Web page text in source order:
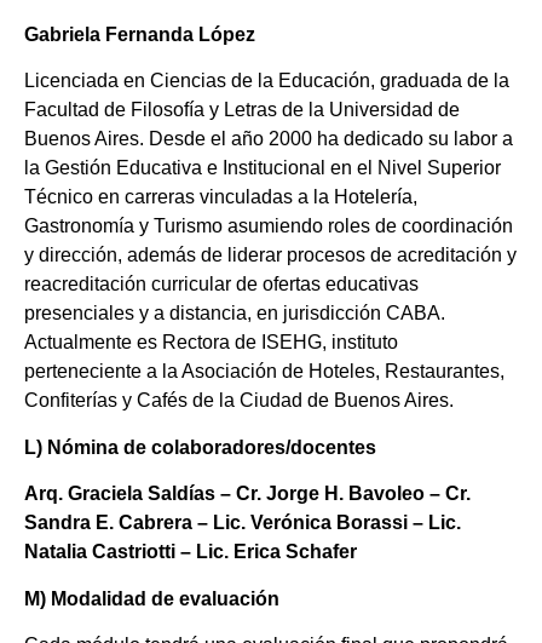
Gabriela Fernanda López
Licenciada en Ciencias de la Educación, graduada de la
Facultad de Filosofía y Letras de la Universidad de
Buenos Aires. Desde el año 2000 ha dedicado su labor a
la Gestión Educativa e Institucional en el Nivel Superior
Técnico en carreras vinculadas a la Hotelería,
Gastronomía y Turismo asumiendo roles de coordinación
y dirección, además de liderar procesos de acreditación y
reacreditación curricular de ofertas educativas
presenciales y a distancia, en jurisdicción CABA.
Actualmente es Rectora de ISEHG, instituto
perteneciente a la Asociación de Hoteles, Restaurantes,
Confiterías y Cafés de la Ciudad de Buenos Aires.
L) Nómina de colaboradores/docentes
Arq. Graciela Saldías – Cr. Jorge H. Bavoleo – Cr.
Sandra E. Cabrera – Lic. Verónica Borassi – Lic.
Natalia Castriotti – Lic. Erica Schafer
M) Modalidad de evaluación